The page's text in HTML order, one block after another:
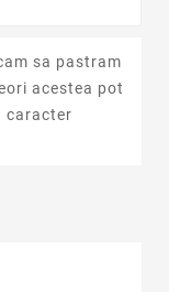
sa pastram
acestea pot
caracter